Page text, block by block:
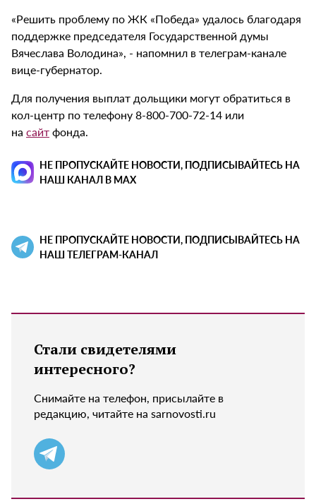
«Решить проблему по ЖК «Победа» удалось благодаря
поддержке председателя Государственной думы
Вячеслава Володина», - напомнил в телеграм-канале
вице-губернатор.
Для получения выплат дольщики могут обратиться в
кол-центр по телефону 8-800-700-72-14 или
на сайтфонда.
НЕ ПРОПУСКАЙТЕ НОВОСТИ, ПОДПИСЫВАЙТЕСЬ НА
НАШ КАНАЛ В MAX
НЕ ПРОПУСКАЙТЕ НОВОСТИ, ПОДПИСЫВАЙТЕСЬ НА
НАШ ТЕЛЕГРАМ-КАНАЛ
Стали свидетелями
интересного?
Снимайте на телефон, присылайте в
редакцию, читайте на sarnovosti.ru